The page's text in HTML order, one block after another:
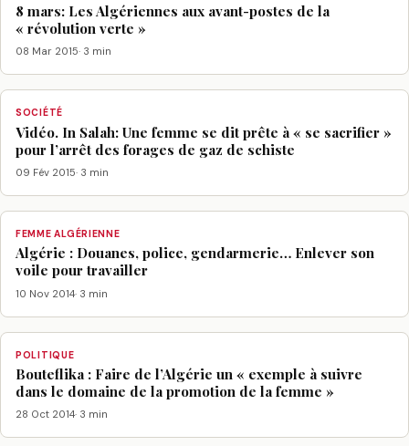
8 mars: Les Algériennes aux avant-postes de la
« révolution verte »
08 Mar 2015· 3 min
SOCIÉTÉ
Vidéo. In Salah: Une femme se dit prête à « se sacrifier »
pour l’arrêt des forages de gaz de schiste
09 Fév 2015· 3 min
FEMME ALGÉRIENNE
Algérie : Douanes, police, gendarmerie… Enlever son
voile pour travailler
10 Nov 2014· 3 min
POLITIQUE
Bouteflika : Faire de l’Algérie un « exemple à suivre
dans le domaine de la promotion de la femme »
28 Oct 2014· 3 min